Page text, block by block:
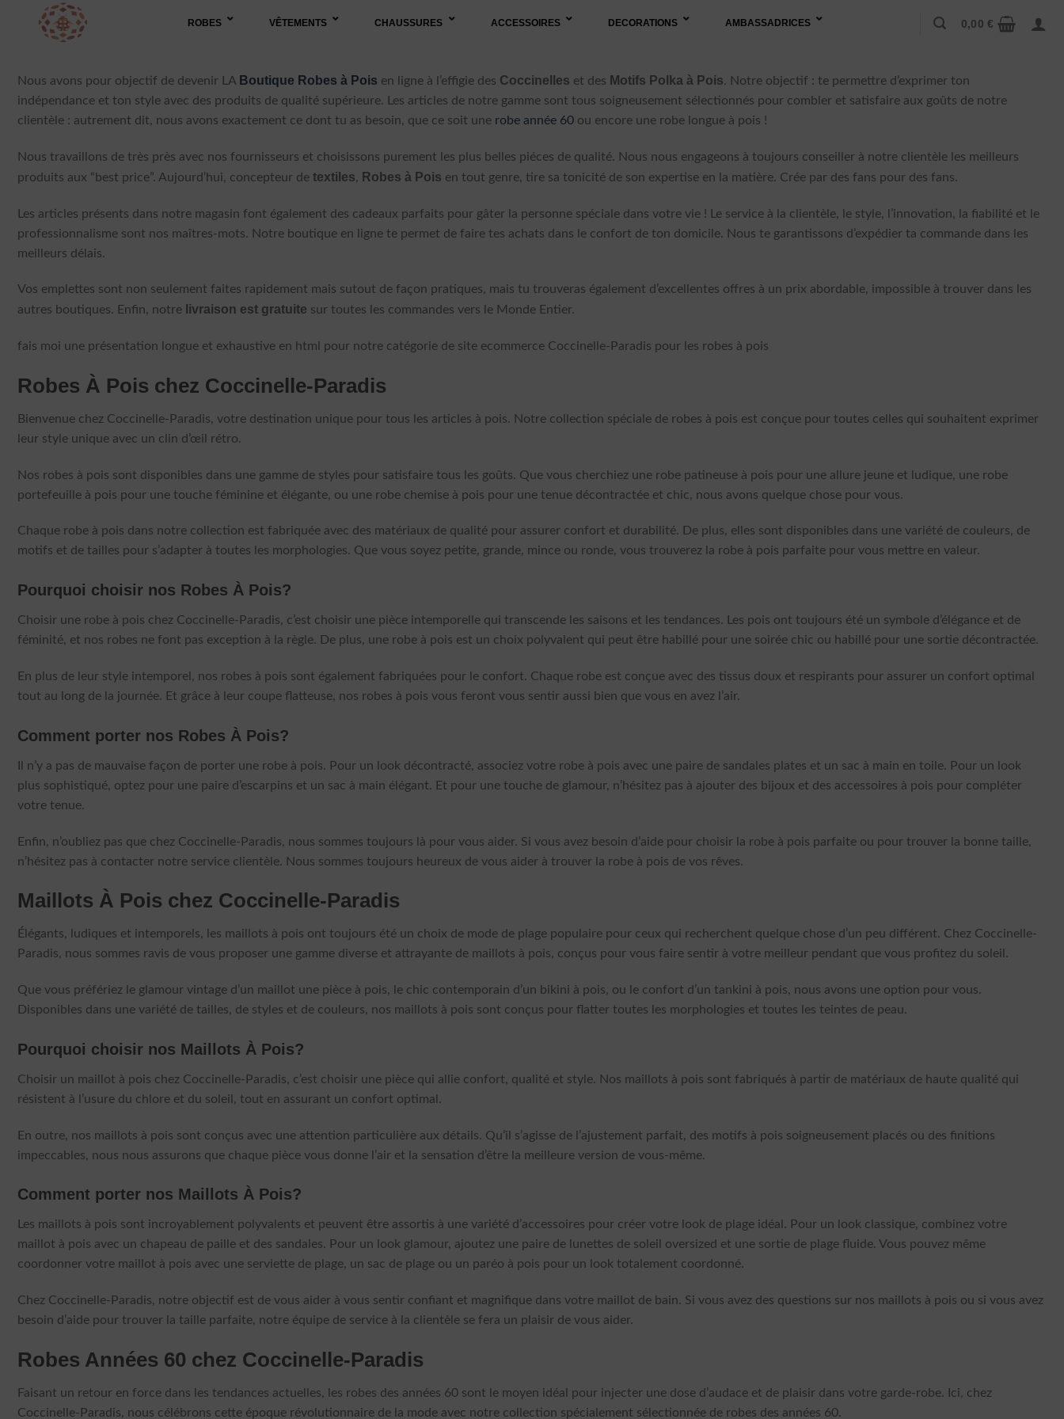
ROBES VÊTEMENTS CHAUSSURES ACCESSOIRES DECORATIONS AMBASSADRICES 0,00€
Nous avons pour objectif de devenir LA Boutique Robes à Pois en ligne à l’effigie des Coccinelles et des Motifs Polka à Pois. Notre objectif : te permettre d’exprimer ton
indépendance et ton style avec des produits de qualité supérieure. Les articles de notre gamme sont tous soigneusement sélectionnés pour combler et satisfaire aux goûts de notre
clientèle : autrement dit, nous avons exactement ce dont tu as besoin, que ce soit une robe année 60 ou encore une robe longue à pois !
Nous travaillons de très près avec nos fournisseurs et choisissons purement les plus belles piéces de qualité. Nous nous engageons à toujours conseiller à notre clientèle les meilleurs
produits aux “best price”. Aujourd’hui, concepteur de textiles, Robes à Pois en tout genre, tire sa tonicité de son expertise en la matière. Crée par des fans pour des fans.
Les articles présents dans notre magasin font également des cadeaux parfaits pour gâter la personne spéciale dans votre vie ! Le service à la clientèle, le style, l’innovation, la fiabilité et le
professionnalisme sont nos maîtres-mots. Notre boutique en ligne te permet de faire tes achats dans le confort de ton domicile. Nous te garantissons d’expédier ta commande dans les
meilleurs délais.
Vos emplettes sont non seulement faites rapidement mais sutout de façon pratiques, mais tu trouveras également d’excellentes offres à un prix abordable, impossible à trouver dans les
autres boutiques. Enfin, notre livraison est gratuite sur toutes les commandes vers le Monde Entier.
fais moi une présentation longue et exhaustive en html pour notre catégorie de site ecommerce Coccinelle-Paradis pour les robes à pois
Robes À Pois chez Coccinelle-Paradis
Bienvenue chez Coccinelle-Paradis, votre destination unique pour tous les articles à pois. Notre collection spéciale de robes à pois est conçue pour toutes celles qui souhaitent exprimer
leur style unique avec un clin d’œil rétro.
Nos robes à pois sont disponibles dans une gamme de styles pour satisfaire tous les goûts. Que vous cherchiez une robe patineuse à pois pour une allure jeune et ludique, une robe
portefeuille à pois pour une touche féminine et élégante, ou une robe chemise à pois pour une tenue décontractée et chic, nous avons quelque chose pour vous.
Chaque robe à pois dans notre collection est fabriquée avec des matériaux de qualité pour assurer confort et durabilité. De plus, elles sont disponibles dans une variété de couleurs, de
motifs et de tailles pour s’adapter à toutes les morphologies. Que vous soyez petite, grande, mince ou ronde, vous trouverez la robe à pois parfaite pour vous mettre en valeur.
Pourquoi choisir nos Robes À Pois?
Choisir une robe à pois chez Coccinelle-Paradis, c’est choisir une pièce intemporelle qui transcende les saisons et les tendances. Les pois ont toujours été un symbole d’élégance et de
féminité, et nos robes ne font pas exception à la règle. De plus, une robe à pois est un choix polyvalent qui peut être habillé pour une soirée chic ou habillé pour une sortie décontractée.
En plus de leur style intemporel, nos robes à pois sont également fabriquées pour le confort. Chaque robe est conçue avec des tissus doux et respirants pour assurer un confort optimal
tout au long de la journée. Et grâce à leur coupe flatteuse, nos robes à pois vous feront vous sentir aussi bien que vous en avez l’air.
Comment porter nos Robes À Pois?
Il n’y a pas de mauvaise façon de porter une robe à pois. Pour un look décontracté, associez votre robe à pois avec une paire de sandales plates et un sac à main en toile. Pour un look
plus sophistiqué, optez pour une paire d’escarpins et un sac à main élégant. Et pour une touche de glamour, n’hésitez pas à ajouter des bijoux et des accessoires à pois pour compléter
votre tenue.
Enfin, n’oubliez pas que chez Coccinelle-Paradis, nous sommes toujours là pour vous aider. Si vous avez besoin d’aide pour choisir la robe à pois parfaite ou pour trouver la bonne taille,
n’hésitez pas à contacter notre service clientèle. Nous sommes toujours heureux de vous aider à trouver la robe à pois de vos rêves.
Maillots À Pois chez Coccinelle-Paradis
Élégants, ludiques et intemporels, les maillots à pois ont toujours été un choix de mode de plage populaire pour ceux qui recherchent quelque chose d’un peu différent. Chez Coccinelle-
Paradis, nous sommes ravis de vous proposer une gamme diverse et attrayante de maillots à pois, conçus pour vous faire sentir à votre meilleur pendant que vous profitez du soleil.
Que vous préfériez le glamour vintage d’un maillot une pièce à pois, le chic contemporain d’un bikini à pois, ou le confort d’un tankini à pois, nous avons une option pour vous.
Disponibles dans une variété de tailles, de styles et de couleurs, nos maillots à pois sont conçus pour flatter toutes les morphologies et toutes les teintes de peau.
Pourquoi choisir nos Maillots À Pois?
Choisir un maillot à pois chez Coccinelle-Paradis, c’est choisir une pièce qui allie confort, qualité et style. Nos maillots à pois sont fabriqués à partir de matériaux de haute qualité qui
résistent à l’usure du chlore et du soleil, tout en assurant un confort optimal.
En outre, nos maillots à pois sont conçus avec une attention particulière aux détails. Qu’il s’agisse de l’ajustement parfait, des motifs à pois soigneusement placés ou des finitions
impeccables, nous nous assurons que chaque pièce vous donne l’air et la sensation d’être la meilleure version de vous-même.
Comment porter nos Maillots À Pois?
Les maillots à pois sont incroyablement polyvalents et peuvent être assortis à une variété d’accessoires pour créer votre look de plage idéal. Pour un look classique, combinez votre
maillot à pois avec un chapeau de paille et des sandales. Pour un look glamour, ajoutez une paire de lunettes de soleil oversized et une sortie de plage fluide. Vous pouvez même
coordonner votre maillot à pois avec une serviette de plage, un sac de plage ou un paréo à pois pour un look totalement coordonné.
Chez Coccinelle-Paradis, notre objectif est de vous aider à vous sentir confiant et magnifique dans votre maillot de bain. Si vous avez des questions sur nos maillots à pois ou si vous avez
besoin d’aide pour trouver la taille parfaite, notre équipe de service à la clientèle se fera un plaisir de vous aider.
Robes Années 60 chez Coccinelle-Paradis
Faisant un retour en force dans les tendances actuelles, les robes des années 60 sont le moyen idéal pour injecter une dose d’audace et de plaisir dans votre garde-robe. Ici, chez
Coccinelle-Paradis, nous célébrons cette époque révolutionnaire de la mode avec notre collection spécialement sélectionnée de robes des années 60.